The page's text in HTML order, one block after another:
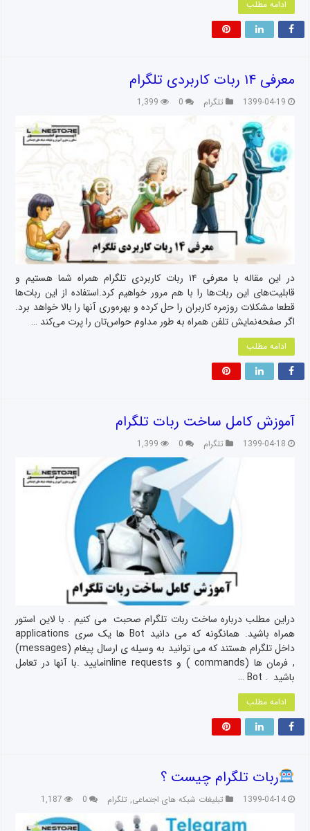
ادامه مطلب
معرفی ۱۴ ربات کاربردی تلگرام
1399-04-19 تلگرام 0
1,399
در این مقاله با معرفی ۱۴ ربات کاربردی تلگرام همراه شما هستیم و
قابلیت‌های این ربات‌ها را با هم مرور خواهیم کرد.استفاده از این ربات‌ها
قطعا مشکلات روزمره کاربران را حل کرده و بهره‌وری آنها را بالا خواهد برد.
اگر صفحه‌نمایش تلفن همراه به طور مداوم حواس‌تان را پرت می‌کند …
ادامه مطلب
آموزش کامل ساخت ربات تلگرام
1399-04-18 تلگرام 0
1,399
دراین مطلب درباره ساخت ربات تلگرام صحبت می کنیم . با لاین استور
همراه باشید. همانگونه که می دانید Bot ها یک سری applications
داخل تلگرام هستند که می توانید به وسیله ی ارسال پیغام (messages)
, فرمان ها (commands ) و inline requestsمایید .با آنها در تعامل
باشید . Bot …
ادامه مطلب
ربات تلگرام چیست ؟
1399-04-14 تبلیغات شبکه های اجتماعی, تلگرام 0
1,187